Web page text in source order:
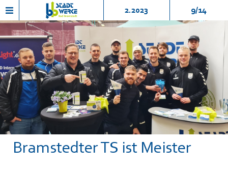
2.2023 9/14
Bramstedter TS ist Meister